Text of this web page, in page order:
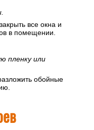
все окна и
в помещении.
пленку или
обойные